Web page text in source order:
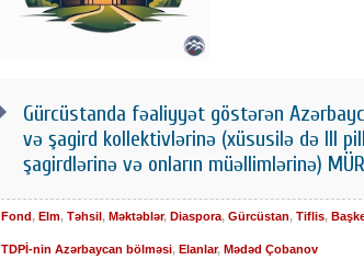
Gürcüstanda fəaliyyət göstərən
və şagird kollektivlərinə (xüsusilə də III
şagirdlərinə və onların müəllimlərinə)
Fond, Elm, Təhsil, Məktəblər, Diaspora, Gürcüstan, Tiflis,
TDPİ-nin Azərbaycan bölməsi, Elanlar, Mədəd Çobanov